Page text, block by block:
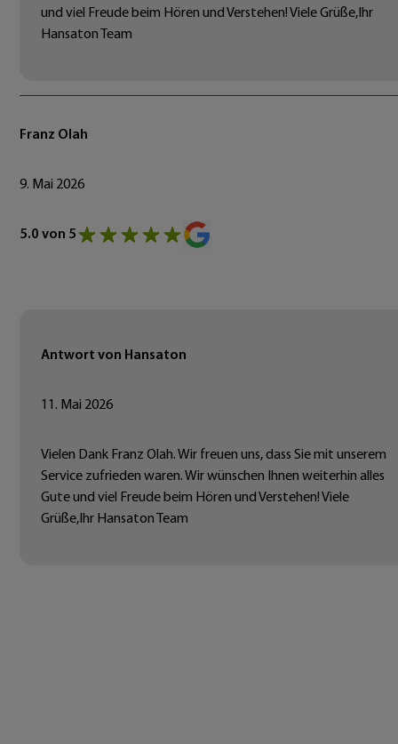
und viel Freude beim Hören und Verstehen! Viele Grüße,Ihr
Hansaton Team
Franz Olah
9. Mai 2026
5.0 von 5
Antwort von Hansaton
11. Mai 2026
Vielen Dank Franz Olah. Wir freuen uns, dass Sie mit unserem
Service zufrieden waren. Wir wünschen Ihnen weiterhin alles
Gute und viel Freude beim Hören und Verstehen! Viele
Grüße,Ihr Hansaton Team